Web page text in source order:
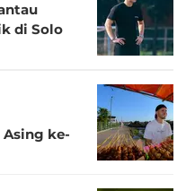
di Solo
Asing ke-